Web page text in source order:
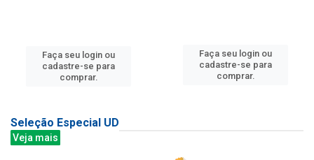
Faça seu login ou
cadastre-se para
comprar.
Faça seu login ou
cadastre-se para
comprar.
Seleção Especial UD
Veja mais